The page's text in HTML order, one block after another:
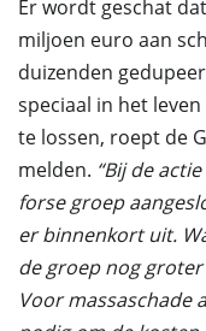
Er wordt geschat
miljoen euro aan
duizenden
speciaal in het
te lossen, roept de
melden. “Bij de
forse groep
er binnenkort uit.
de groep nog
Voor massaschade